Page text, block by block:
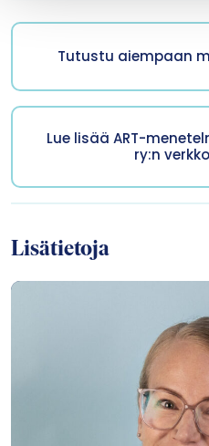
Tutustu aiempaan
Lue lisää ART-
ry:n
Lisätietoja